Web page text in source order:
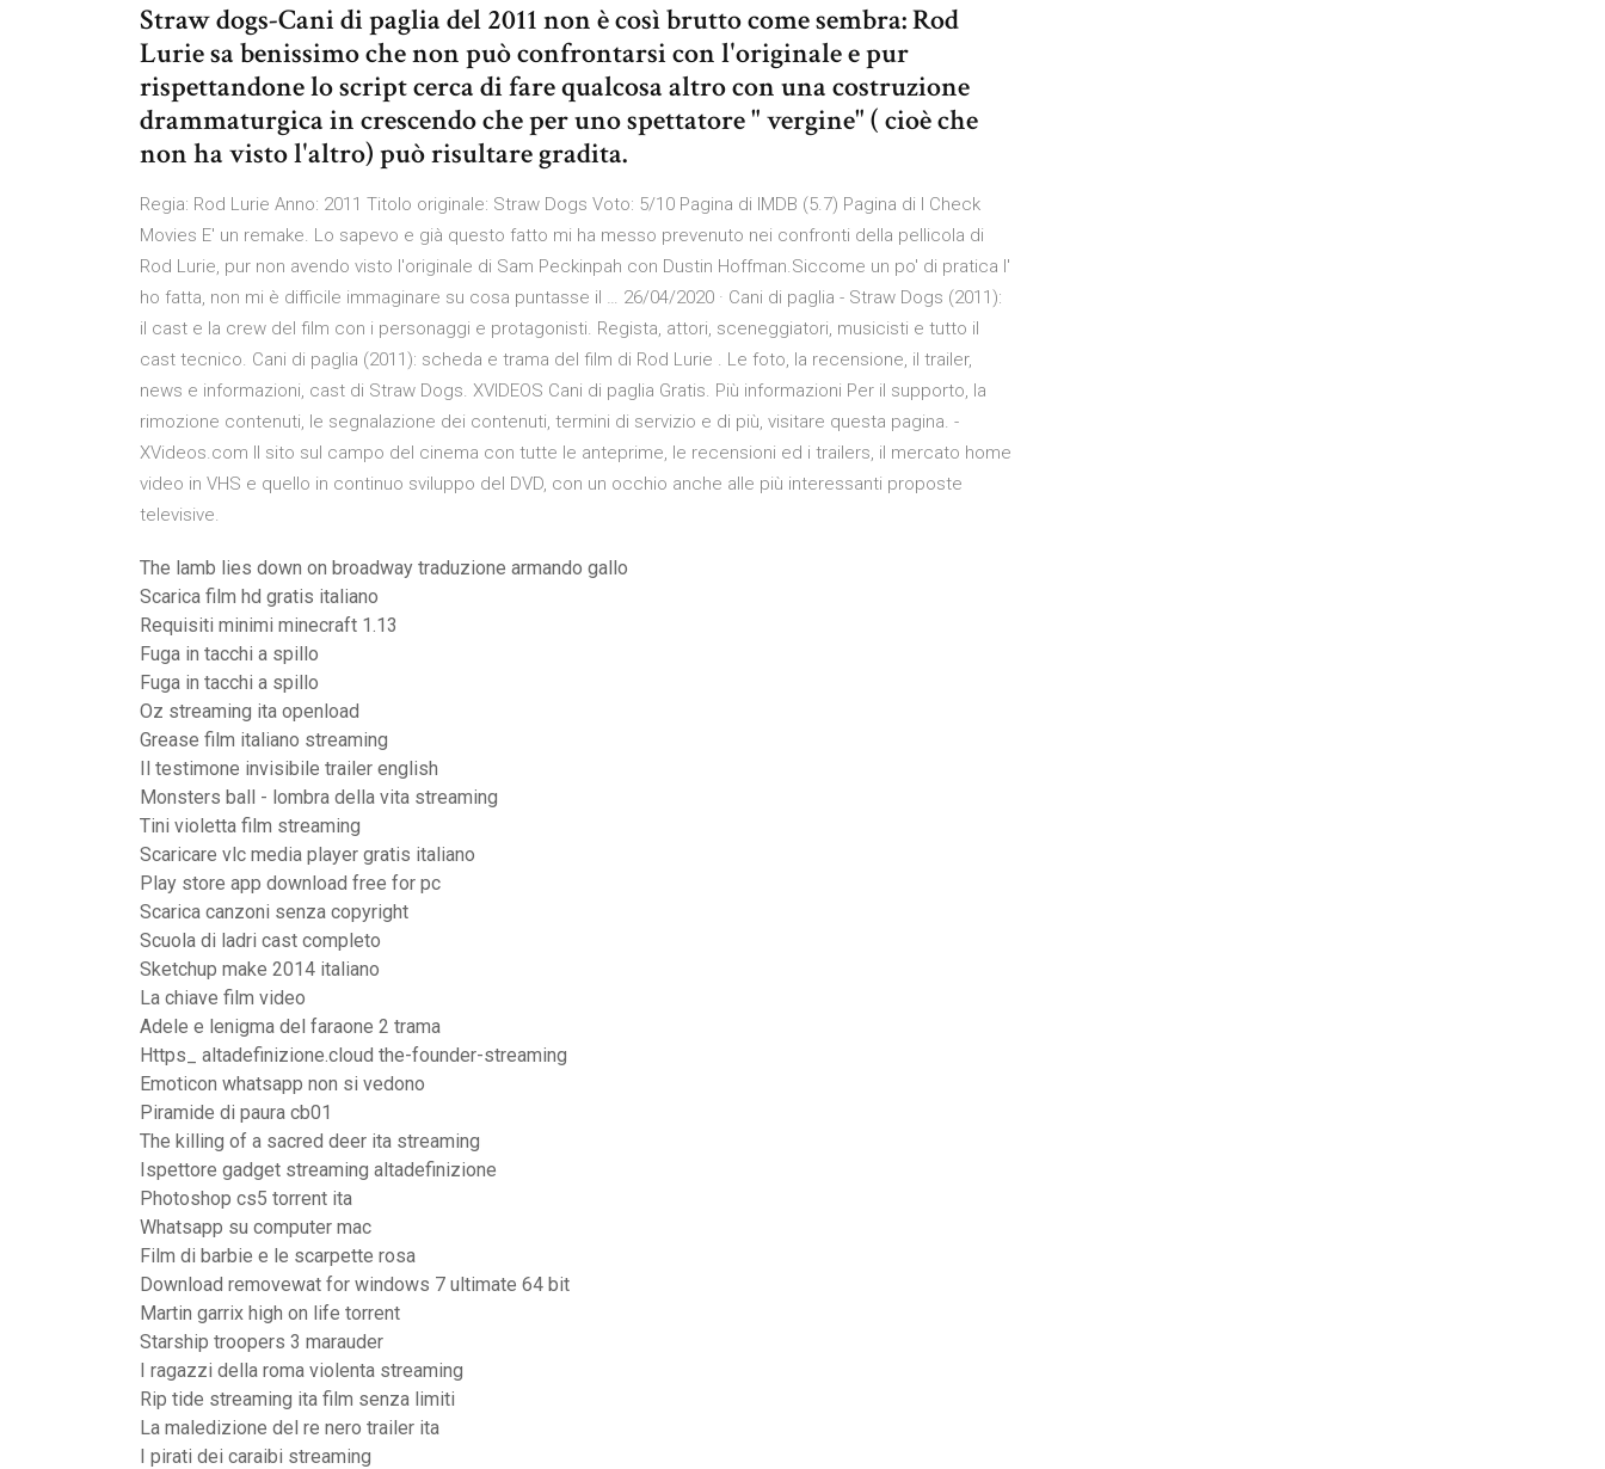
Straw dogs-Cani di paglia del 2011 non è così brutto come sembra: Rod
Lurie sa benissimo che non può confrontarsi con l'originale e pur
rispettandone lo script cerca di fare qualcosa altro con una costruzione
drammaturgica in crescendo che per uno spettatore " vergine" ( cioè che
non ha visto l'altro) può risultare gradita.
Regia: Rod Lurie Anno: 2011 Titolo originale: Straw Dogs Voto: 5/10 Pagina di IMDB (5.7) Pagina di I Check
Movies E' un remake. Lo sapevo e già questo fatto mi ha messo prevenuto nei confronti della pellicola di
Rod Lurie, pur non avendo visto l'originale di Sam Peckinpah con Dustin Hoffman.Siccome un po' di pratica l'
ho fatta, non mi è difficile immaginare su cosa puntasse il … 26/04/2020 · Cani di paglia - Straw Dogs (2011):
il cast e la crew del film con i personaggi e protagonisti. Regista, attori, sceneggiatori, musicisti e tutto il
cast tecnico. Cani di paglia (2011): scheda e trama del film di Rod Lurie . Le foto, la recensione, il trailer,
news e informazioni, cast di Straw Dogs. XVIDEOS Cani di paglia Gratis. Più informazioni Per il supporto, la
rimozione contenuti, le segnalazione dei contenuti, termini di servizio e di più, visitare questa pagina. -
XVideos.com Il sito sul campo del cinema con tutte le anteprime, le recensioni ed i trailers, il mercato home
video in VHS e quello in continuo sviluppo del DVD, con un occhio anche alle più interessanti proposte
televisive.
The lamb lies down on broadway traduzione armando gallo
Scarica film hd gratis italiano
Requisiti minimi minecraft 1.13
Fuga in tacchi a spillo
Fuga in tacchi a spillo
Oz streaming ita openload
Grease film italiano streaming
Il testimone invisibile trailer english
Monsters ball - lombra della vita streaming
Tini violetta film streaming
Scaricare vlc media player gratis italiano
Play store app download free for pc
Scarica canzoni senza copyright
Scuola di ladri cast completo
Sketchup make 2014 italiano
La chiave film video
Adele e lenigma del faraone 2 trama
Https_ altadefinizione.cloud the-founder-streaming
Emoticon whatsapp non si vedono
Piramide di paura cb01
The killing of a sacred deer ita streaming
Ispettore gadget streaming altadefinizione
Photoshop cs5 torrent ita
Whatsapp su computer mac
Film di barbie e le scarpette rosa
Download removewat for windows 7 ultimate 64 bit
Martin garrix high on life torrent
Starship troopers 3 marauder
I ragazzi della roma violenta streaming
Rip tide streaming ita film senza limiti
La maledizione del re nero trailer ita
I pirati dei caraibi streaming